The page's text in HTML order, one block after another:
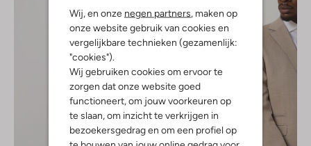
Wij, en onze negen partners , maken op
onze website gebruik van cookies en
vergelijkbare technieken (gezamenlijk:
"cookies").
Wij gebruiken cookies om ervoor te
zorgen dat onze website goed
functioneert, om jouw voorkeuren op
te slaan, om inzicht te verkrijgen in
bezoekersgedrag en om een profiel op